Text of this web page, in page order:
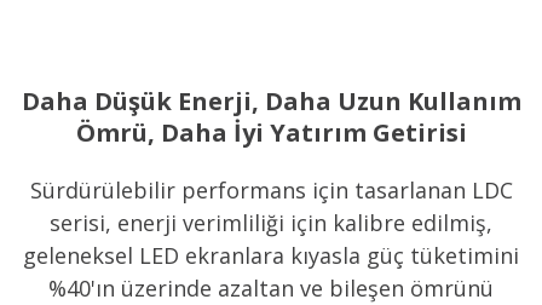
Daha Düşük Enerji, Daha Uzun Kullanım
Ömrü, Daha İyi Yatırım Getirisi
Sürdürülebilir performans için tasarlanan LDC
serisi, enerji verimliliği için kalibre edilmiş,
geleneksel LED ekranlara kıyasla güç tüketimini
%40'ın üzerinde azaltan ve bileşen ömrünü